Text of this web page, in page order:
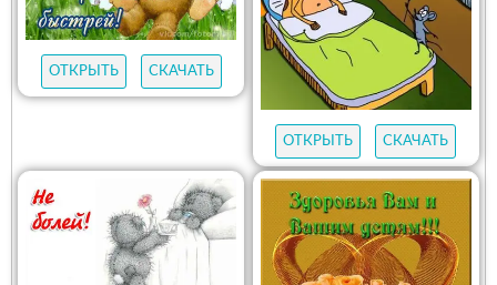
ОТКРЫТЬ СКАЧАТЬ
ОТКРЫТЬ СКАЧАТЬ